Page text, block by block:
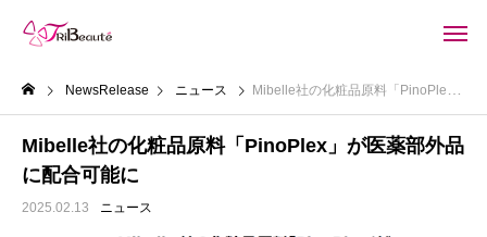
NewsRelease ニュース Mibelle社の化粧品原料「PinoPlex」が医薬部外品に配合可能に
Mibelle社の化粧品原料「PinoPlex」が医薬部外品
に配合可能に
2025.02.13 ニュース